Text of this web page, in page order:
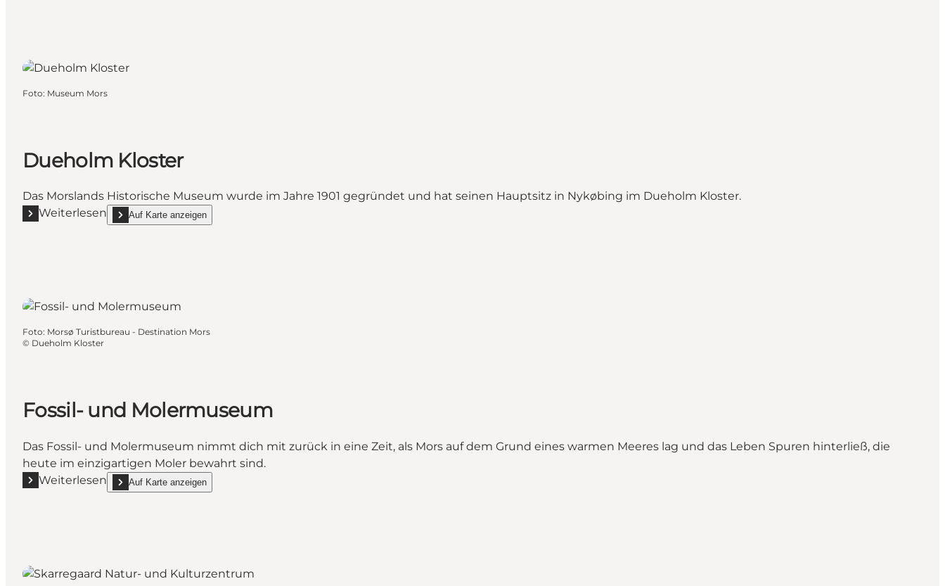
Foto: Museum Mors
Dueholm Kloster
Das Morslands Historische Museum wurde im Jahre 1901 gegründet und hat seinen Hauptsitz in Nykøbing im Dueholm Kloster.
Weiterlesen
Mehr erfahren "Dueholm Kloster"
Auf Karte anzeigen
show Dueholm Kloster on_map
Foto: Morsø Turistbureau - Destination Mors
© Dueholm Kloster
Fossil- und Molermuseum
Das Fossil- und Molermuseum nimmt dich mit zurück in eine Zeit, als Mors auf dem Grund eines warmen Meeres lag und das Leben Spuren hinterließ, die
heute im einzigartigen Moler bewahrt sind.
Weiterlesen
Mehr erfahren "Fossil- und Molermuseum"
Auf Karte anzeigen
show Fossil- und Molermuseum on_map